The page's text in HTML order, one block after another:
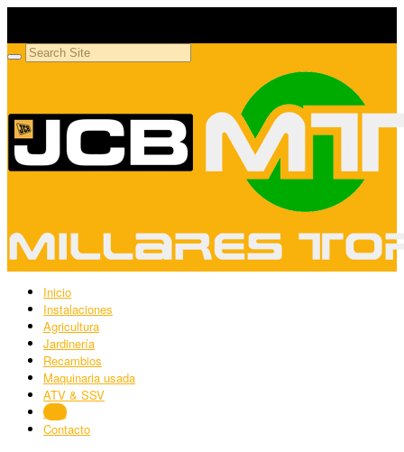
Inicio
Instalaciones
Agricultura
Jardinería
Recambios
Maquinaria usada
ATV & SSV
Blog
Contacto